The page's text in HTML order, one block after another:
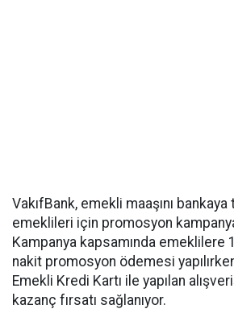
VakıfBank, emekli maaşını bankaya
emeklileri için promosyon
Kampanya kapsamında emeklilere
nakit promosyon ödemesi
Emekli Kredi Kartı ile yapılan
kazanç fırsatı sağlanıyor.